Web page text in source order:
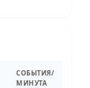
СОБЫТИЯ/
МИНУТА